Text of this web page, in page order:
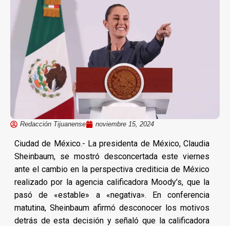
Redacción Tijuanense noviembre 15, 2024
Ciudad de México.- La presidenta de México, Claudia
Sheinbaum, se mostró desconcertada este viernes
ante el cambio en la perspectiva crediticia de México
realizado por la agencia calificadora Moody’s, que la
pasó de «estable» a «negativa». En conferencia
matutina, Sheinbaum afirmó desconocer los motivos
detrás de esta decisión y señaló que la calificadora